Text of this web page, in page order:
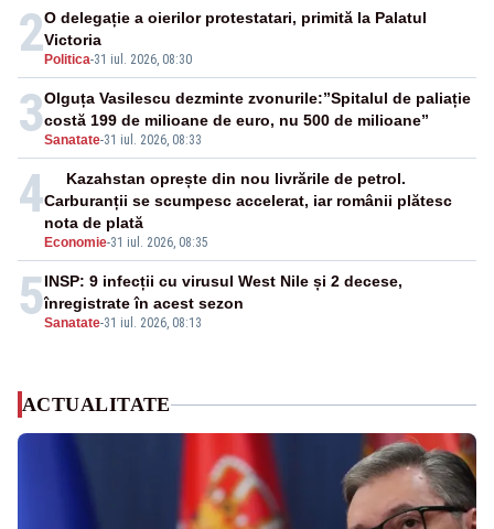
2 Politica-31 iul. 2026, 08:30
O delegație a oierilor protestatari, primită la Palatul
Victoria
3Sanatate-31 iul. 2026, 08:33
Olguța Vasilescu dezminte zvonurile:”Spitalul de paliație
costă 199 de milioane de euro, nu 500 de milioane”
4
Economie-31 iul. 2026, 08:35
Kazahstan oprește din nou livrările de petrol.
Carburanții se scumpesc accelerat, iar românii plătesc
nota de plată
5Sanatate-31 iul. 2026, 08:13
INSP: 9 infecții cu virusul West Nile și 2 decese,
înregistrate în acest sezon
ACTUALITATE